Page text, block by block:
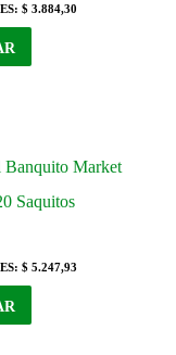
$ 3.884,30
Saquitos
$ 5.247,93